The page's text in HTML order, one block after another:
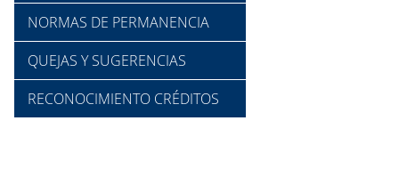
NORMAS DE PERMANENCIA
QUEJAS Y SUGERENCIAS
RECONOCIMIENTO CRÉDITOS